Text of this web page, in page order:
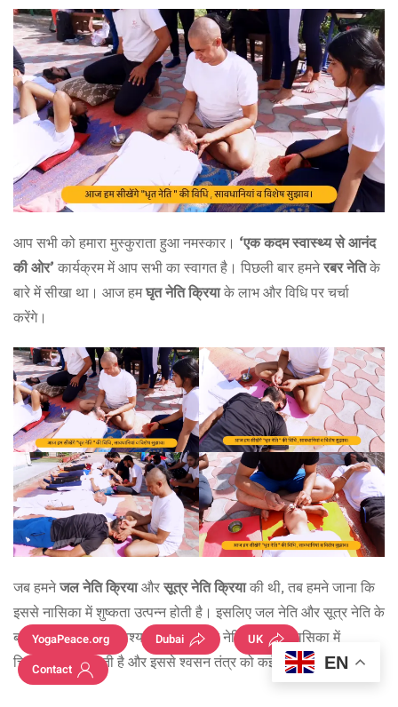
आप सभी को हमारा मुस्कुराता हुआ नमस्कार। ‘एक कदम स्वास्थ्य से आनंद
की ओर’ कार्यक्रम में आप सभी का स्वागत है। पिछली बार हमनेरबर नेतिके
बारे में सीखा था। आज हमघृत नेति क्रियाके लाभ और विधि पर चर्चा
करेंगे।
जब हमनेजल नेति क्रियाऔरसूत्र नेति क्रियाकी थी, तब हमने जाना कि
इससे नासिका में शुष्कता उत्पन्न होती है। इसलिए जल नेति और सूत्र नेति के
बादघृत नेतिकरना आवश्यक होता है। घृत नेति से हमारी नासिका में
चिकनाहट बनी रहती है और इससे श्वसन तंत्र को कई लाभ होते हैं।
YogaPeace.org Dubai
UK
Contact
EN